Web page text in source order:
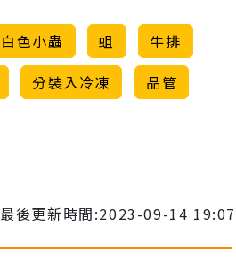
白色小蟲 蛆
牛排
分裝入冷凍
品管
最後更新時間:2023-09-14 19:07